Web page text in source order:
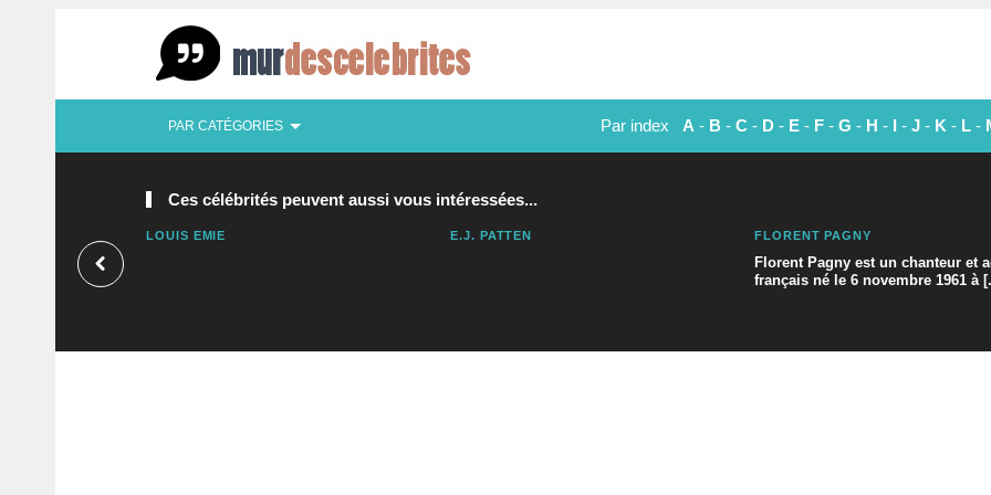
PAR CATÉGORIES Par index A - B - C - D - E - F - G - H - I - J - K - L -
Ces célébrités peuvent aussi vous intéressées...
LOUIS EMIE E.J. PATTEN FLORENT PAGNY
Florent Pagny est un chanteur et
français né le 6 novembre 1961 à